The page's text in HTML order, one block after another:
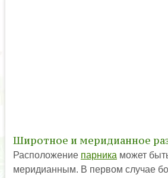
Широтное и меридианное
Расположение парника может
меридианным. В первом случае